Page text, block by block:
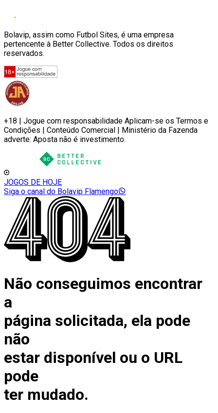
Bolavip, assim como Futbol Sites, é uma empresa
pertencente à Better Collective. Todos os direitos
reservados.
+18 | Jogue com responsabilidade Aplicam-se os Termos e
Condições | Conteúdo Comercial | Ministério da Fazenda
adverte: Aposta não é investimento.
JOGOS DE HOJE
Siga o canal do Bolavip Flamengo
Não conseguimos encontrar
a
página solicitada, ela pode
não
estar disponível ou o URL
pode
ter mudado.